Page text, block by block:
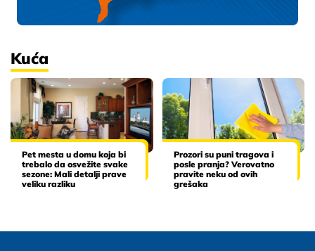
Kuća
Pet mesta u domu koja bi
trebalo da osvežite svake
sezone: Mali detalji prave
veliku razliku
Prozori su puni tragova i
posle pranja? Verovatno
pravite neku od ovih
grešaka